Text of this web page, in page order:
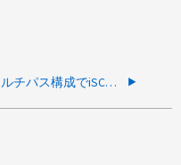
マルチパス構成でiSCSI接続をセットアップするときに、SnapCenter Plug-ins Package for Windows and Windows Host Utilitiesをインストールする必要がありますか。